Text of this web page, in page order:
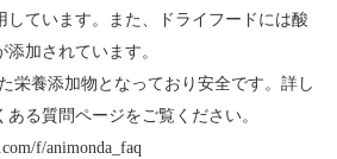
しています。また、ドライフードには酸
加されています。
栄養添加物となっており安全です。詳し
る質問ページをご覧ください。
f/animonda_faq